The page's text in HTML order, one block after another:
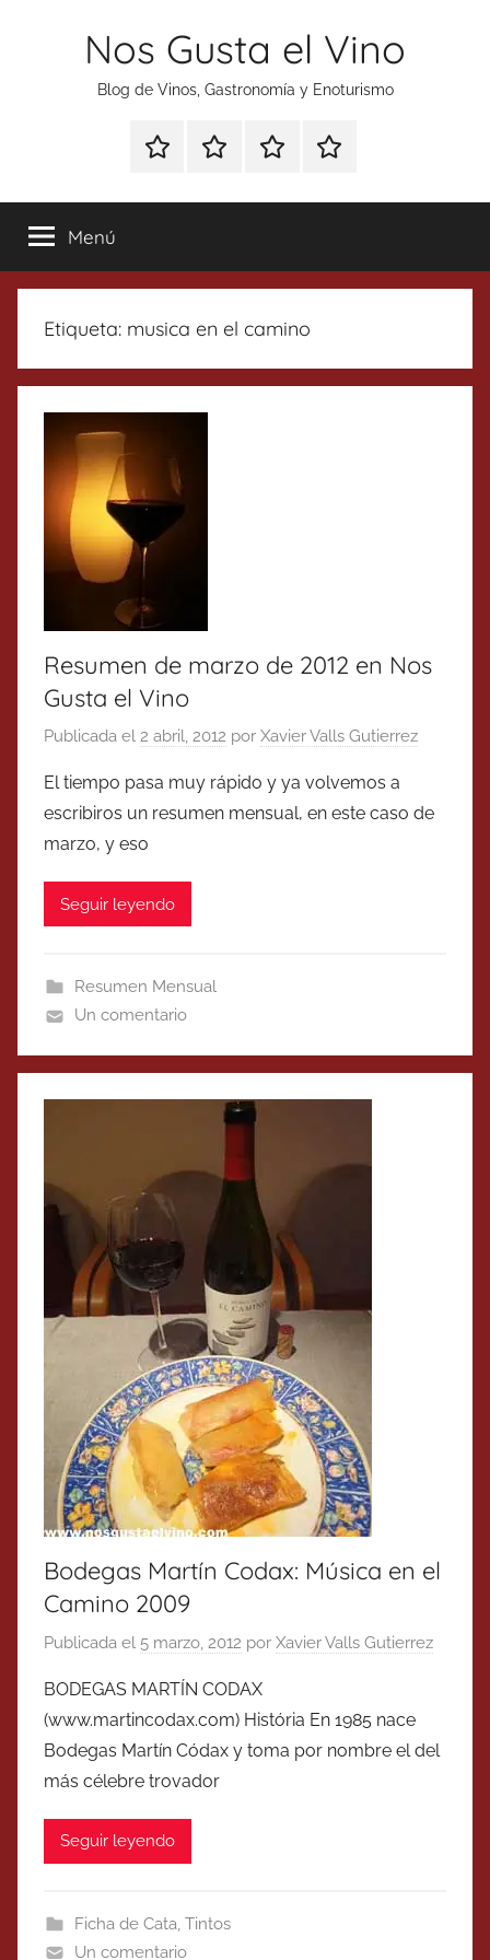
Nos Gusta el Vino
Blog de Vinos, Gastronomía y Enoturismo
Especial
Tonics
Enoturismo
Gastronomía
RankingContacto
Menú
Etiqueta: musica en el camino
Resumen de marzo de 2012 en Nos
Gusta el Vino
Publicada el 2 abril, 2012 por Xavier Valls Gutierrez
El tiempo pasa muy rápido y ya volvemos a
escribiros un resumen mensual, en este caso de
marzo, y eso
Seguir leyendo
Resumen Mensual
Un comentario
Bodegas Martín Codax: Música en el
Camino 2009
Publicada el 5 marzo, 2012 por Xavier Valls Gutierrez
BODEGAS MARTÍN CODAX
(www.martincodax.com) História En 1985 nace
Bodegas Martín Códax y toma por nombre el del
más célebre trovador
Seguir leyendo
Ficha de Cata, Tintos
Un comentario